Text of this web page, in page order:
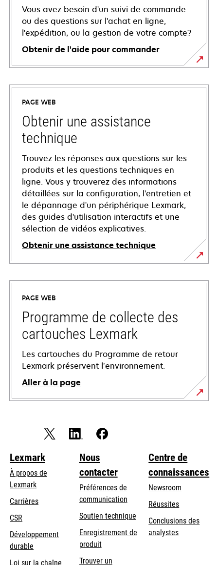
Vous avez besoin d'un suivi de commande
ou des questions sur l'achat en ligne,
l'expédition, ou la gestion de votre compte?
Obtenir de l'aide pour commander
PAGE WEB
Obtenir une assistance
technique
Trouvez les réponses aux questions sur les
produits et les questions techniques en
ligne. Vous y trouverez des informations
détaillées sur la configuration, l'entretien et
le dépannage d'un périphérique Lexmark,
des guides d'utilisation interactifs et une
sélection de vidéos explicatives.
Obtenir une assistance technique
s’ouvre
dans
nouvel
onglet
PAGE WEB
Programme de collecte des
cartouches Lexmark
Les cartouches du Programme de retour
Lexmark préservent l’environnement.
Aller à la page
Lexmark
À propos de
Lexmark
Carrières
CSR
Développement
durable
Loi sur la chaîne
Nous
contacter
Préférences de
communication
s’ouvre
dans
un
nouvel
onglet
Soutien techniques’ouvre
dans
un
Enregistrement de
produit
Trouver un
Centre de
connaissances
Newsroom
Réussites
Conclusions des
analystes